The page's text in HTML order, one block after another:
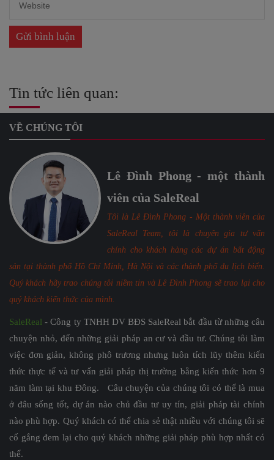
Tin tức liên quan:
VỀ CHÚNG TÔI
Lê Đình Phong - một thành
viên của SaleReal
Tôi là Lê Đình Phong - Một thành viên của
SaleReal Team, tôi là chuyên gia tư vấn
chính cho khách hàng các dự án bất động
sản tại thành phố Hồ Chí Minh, Hà Nội và các thành phố du lịch biển.
Quý khách hãy trao chúng tôi niềm tin và Lê Đình Phong sẽ trao lại cho
quý khách kiến thức của mình.
SaleReal - Công ty TNHH DV BĐS SaleReal bắt đầu từ những câu
chuyện nhỏ, đến những giải pháp an cư và đầu tư. Chúng tôi làm
việc đơn giản, không phô trương nhưng luôn tích lũy thêm kiến
thức thực tế và tư vấn giải pháp thị trường bằng kiến thức hơn 9
năm làm tại khu Đông. Câu chuyện của chúng tôi có thể là mua
ở đâu sống tốt, dự án nào chủ đầu tư uy tín, giải pháp tài chính
nào phù hợp. Quý khách có thể chia sẻ thật nhiều với chúng tôi sẽ
cố gắng đem lại cho quý khách những giải pháp phù hợp nhất có
thể.